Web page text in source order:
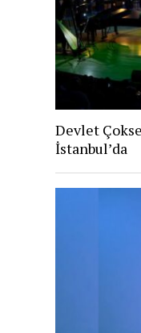
Devlet
İstanbul’da